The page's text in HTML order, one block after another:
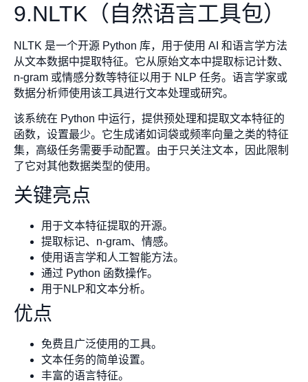
9.NLTK（自然语言工具包）
NLTK 是一个开源 Python 库，用于使用 AI 和语言学方法
从文本数据中提取特征。它从原始文本中提取标记计数、
n-gram 或情感分数等特征以用于 NLP 任务。语言学家或
数据分析师使用该工具进行文本处理或研究。
该系统在 Python 中运行，提供预处理和提取文本特征的
函数，设置最少。它生成诸如词袋或频率向量之类的特征
集，高级任务需要手动配置。由于只关注文本，因此限制
了它对其他数据类型的使用。
关键亮点
用于文本特征提取的开源。
提取标记、n-gram、情感。
使用语言学和人工智能方法。
通过 Python 函数操作。
用于NLP和文本分析。
优点
免费且广泛使用的工具。
文本任务的简单设置。
丰富的语言特征。